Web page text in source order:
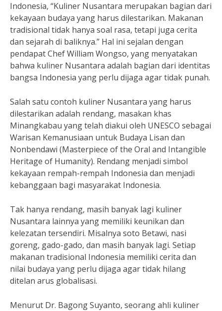
Indonesia, “Kuliner Nusantara merupakan bagian dari
kekayaan budaya yang harus dilestarikan. Makanan
tradisional tidak hanya soal rasa, tetapi juga cerita
dan sejarah di baliknya.” Hal ini sejalan dengan
pendapat Chef William Wongso, yang menyatakan
bahwa kuliner Nusantara adalah bagian dari identitas
bangsa Indonesia yang perlu dijaga agar tidak punah.
Salah satu contoh kuliner Nusantara yang harus
dilestarikan adalah rendang, masakan khas
Minangkabau yang telah diakui oleh UNESCO sebagai
Warisan Kemanusiaan untuk Budaya Lisan dan
Nonbendawi (Masterpiece of the Oral and Intangible
Heritage of Humanity). Rendang menjadi simbol
kekayaan rempah-rempah Indonesia dan menjadi
kebanggaan bagi masyarakat Indonesia.
Tak hanya rendang, masih banyak lagi kuliner
Nusantara lainnya yang memiliki keunikan dan
kelezatan tersendiri. Misalnya soto Betawi, nasi
goreng, gado-gado, dan masih banyak lagi. Setiap
makanan tradisional Indonesia memiliki cerita dan
nilai budaya yang perlu dijaga agar tidak hilang
ditelan arus globalisasi.
Menurut Dr. Bagong Suyanto, seorang ahli kuliner